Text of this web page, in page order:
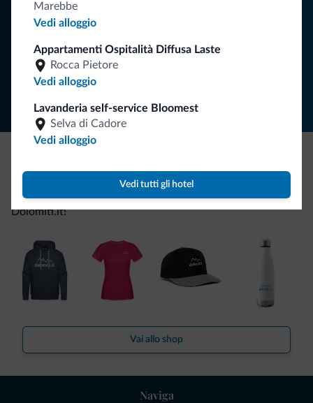
Marebbe
Vedi alloggio
Appartamenti Ospitalità Diffusa Laste
Rocca Pietore
Vedi alloggio
Lavanderia self-service Bloomest
Selva di Cadore
Vedi alloggio
Vedi tutti gli hotel
Segui Dolomiti.it
ISCRIVITI ALLA NEWSLETTER
Be Original, scopri la nuova collezione
Ce l'avete chiesto in tanti. Ecco la nuova collezione firmata
Dolomiti.it!
Vai allo shop
Naviga